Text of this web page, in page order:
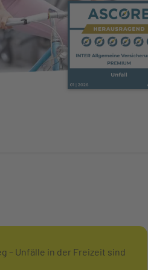
– Unfälle in der Freizeit sind